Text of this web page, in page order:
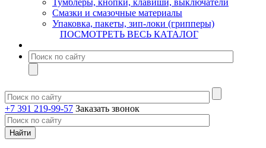
Тумблеры, кнопки, клавиши, выключатели
Смазки и смазочные материалы
Упаковка, пакеты, зип-локи (грипперы)
ПОСМОТРЕТЬ ВЕСЬ КАТАЛОГ
+7 391 219-99-57 Заказать звонок